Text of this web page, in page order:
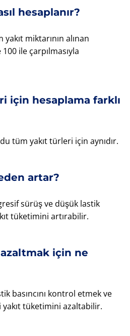
hesaplanır?
miktarının alınan
ile çarpılmasıyla
için hesaplama farklı
tüm yakıt türleri için aynıdır.
artar?
sürüş ve düşük lastik
tüketimini artırabilir.
için ne
basıncını kontrol etmek ve
tüketimini azaltabilir.